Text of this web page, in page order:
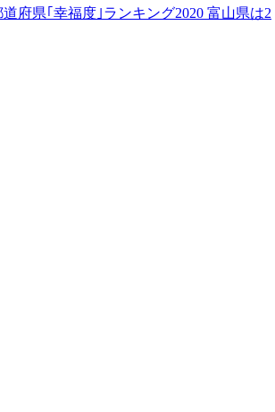
府県｢幸福度｣ランキング2020 富山県は2